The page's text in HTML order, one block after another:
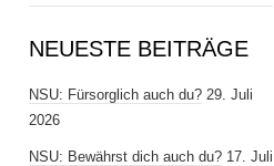
NEUESTE BEITRÄGE
NSU: Fürsorglich auch du? 29. Juli
2026
NSU: Bewährst dich auch du? 17. Juli